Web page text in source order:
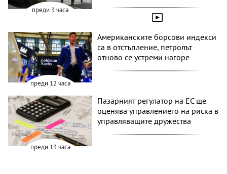
преди 3 часа
преди 12 часа
Американските борсови индекси
са в отстъпление, петролът
отново се устреми нагоре
преди 13 часа
Пазарният регулатор на ЕС ще
оценява управлението на риска в
управляващите дружества